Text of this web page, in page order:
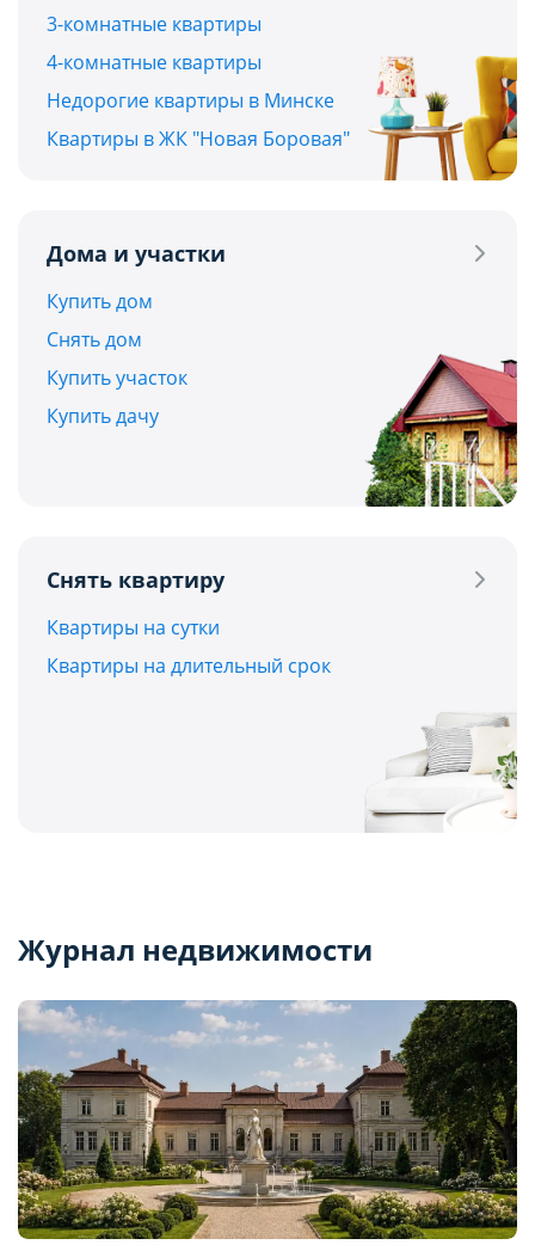
3-комнатные квартиры
4-комнатные квартиры
Недорогие квартиры в Минске
Квартиры в ЖК "Новая Боровая"
Дома и участки
Купить дом
Снять дом
Купить участок
Купить дачу
Снять квартиру
Квартиры на сутки
Квартиры на длительный срок
Журнал недвижимости